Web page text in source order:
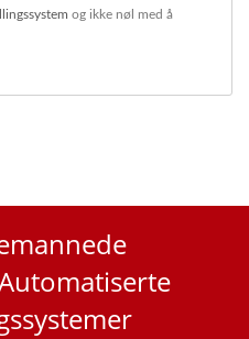
og ikke nøl med å